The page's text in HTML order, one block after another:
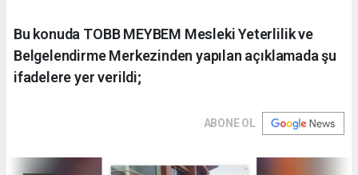
Bu konuda TOBB MEYBEM Mesleki Yeterlilik ve
Belgelendirme Merkezinden yapılan açıklamada şu
ifadelere yer verildi;
ABONE OL